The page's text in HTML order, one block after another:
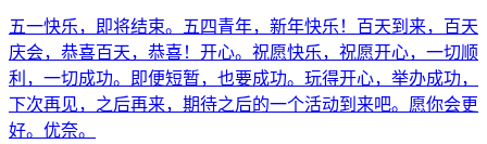
五一快乐，即将结束。五四青年，新年快乐！百天到来，百天
庆会，恭喜百天，恭喜！开心。祝愿快乐，祝愿开心，一切顺
利，一切成功。即便短暂，也要成功。玩得开心，举办成功，
下次再见，之后再来，期待之后的一个活动到来吧。愿你会更
好。优奈。